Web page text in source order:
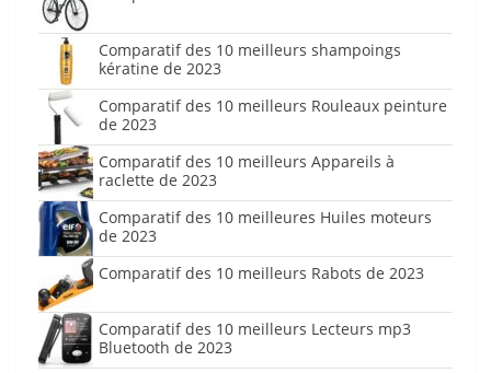
Comparatif des 10 meilleurs shampoings
kératine de 2023
Comparatif des 10 meilleurs Rouleaux peinture
de 2023
Comparatif des 10 meilleurs Appareils à
raclette de 2023
Comparatif des 10 meilleures Huiles moteurs
de 2023
Comparatif des 10 meilleurs Rabots de 2023
Comparatif des 10 meilleurs Lecteurs mp3
Bluetooth de 2023